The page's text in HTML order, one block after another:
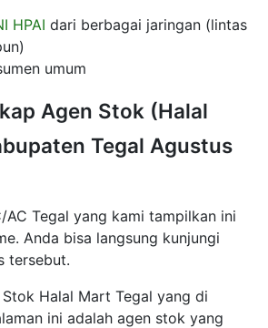
HPAI dari berbagai jaringan (lintas
umum
Agen Stok (Halal
Tegal Agustus
AC Tegal yang kami tampilkan ini
Anda bisa langsung kunjungi
tersebut.
Halal Mart Tegal yang di
ini adalah agen stok yang